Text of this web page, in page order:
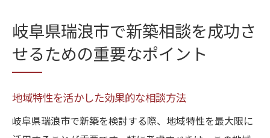
成功事例から学ぶ新築相談のコツ
アフターサポートを考慮した選択肢
瑞浪市の新築計画を立てる前に知っておくべき
気候と地質がもたらす建設への影響
地域独自の法律や規制の理解
岐阜県瑞浪市で新築相談を成功さ
せるための重要なポイント
地域特性を活かした効果的な相談方法
岐阜県瑞浪市で新築を検討する際、地域特性を最大限に